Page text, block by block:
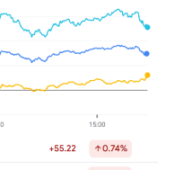
人削減へ
ついて